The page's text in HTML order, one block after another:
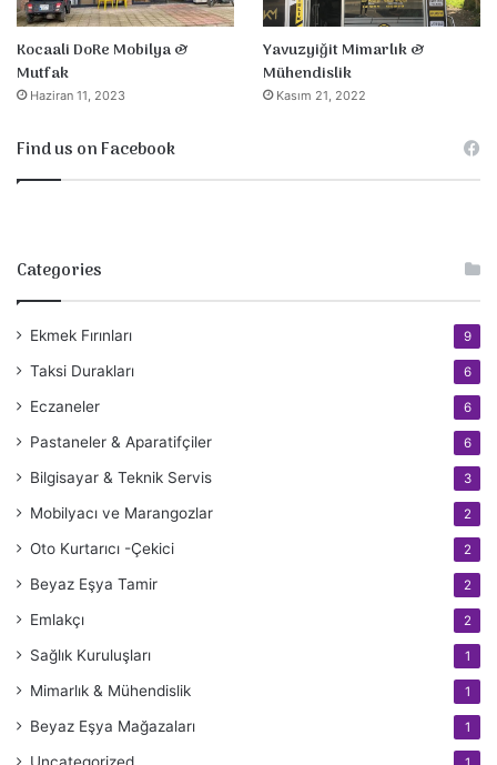
Kocaali DoRe Mobilya &
Mutfak
Haziran 11, 2023
Yavuzyiğit Mimarlık &
Mühendislik
Kasım 21, 2022
Find us on Facebook
Categories
Ekmek Fırınları 9
Taksi Durakları 6
Eczaneler 6
Pastaneler & Aparatifçiler 6
Bilgisayar & Teknik Servis 3
Mobilyacı ve Marangozlar 2
Oto Kurtarıcı -Çekici 2
Beyaz Eşya Tamir 2
Emlakçı 2
Sağlık Kuruluşları 1
Mimarlık & Mühendislik 1
Beyaz Eşya Mağazaları 1